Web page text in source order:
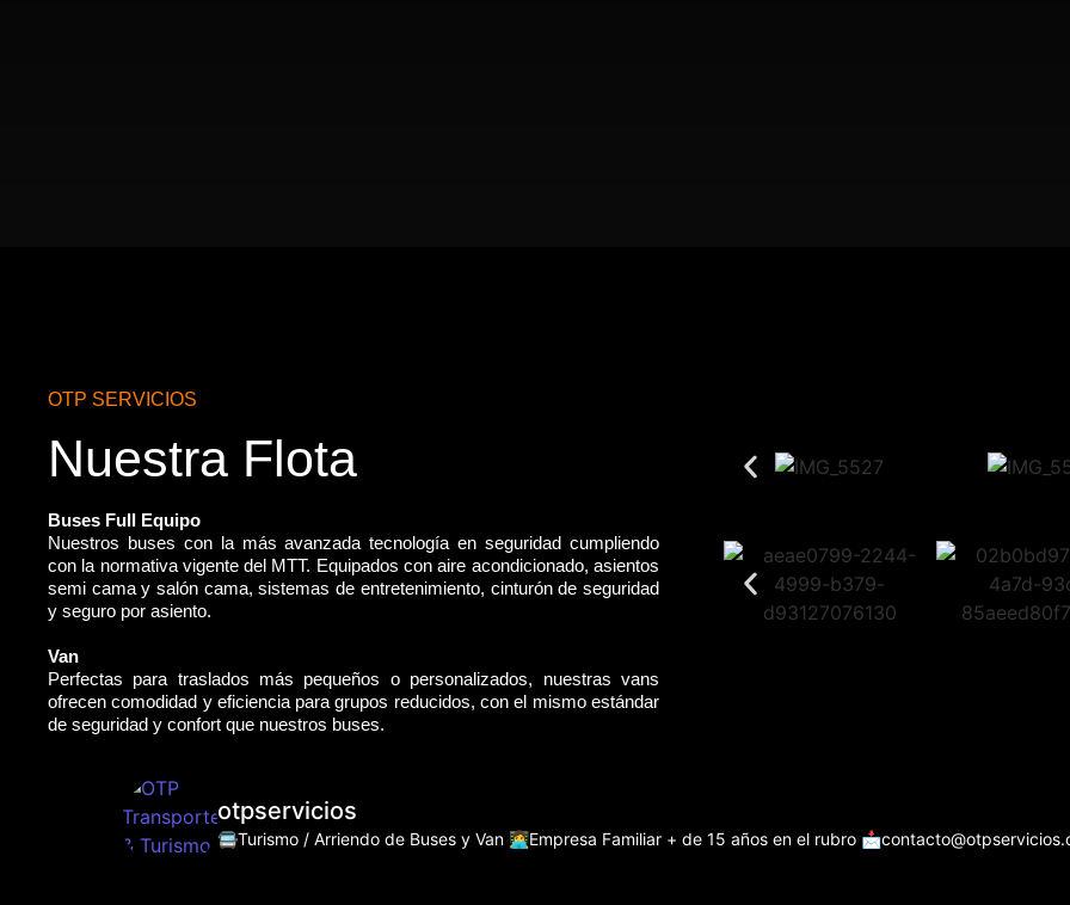
OTP SERVICIOS
Nuestra Flota
Buses Full Equipo
Nuestros buses con la más avanzada tecnología en seguridad cumpliendo
con la normativa vigente del MTT. Equipados con aire acondicionado, asientos
semi cama y salón cama, sistemas de entretenimiento, cinturón de seguridad
y seguro por asiento.
Van
Perfectas para traslados más pequeños o personalizados, nuestras vans
ofrecen comodidad y eficiencia para grupos reducidos, con el mismo estándar
de seguridad y confort que nuestros buses.
otpservicios
🚍Turismo / Arriendo de Buses y Van 👩‍💻Empresa Familiar + de 15 años en el rubro